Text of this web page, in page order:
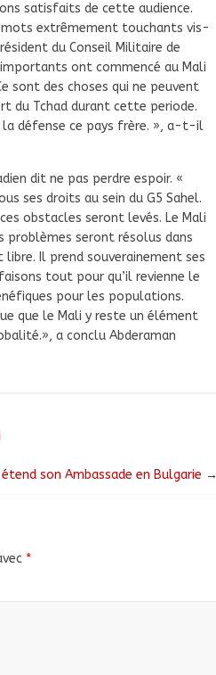
satisfaits de cette audience.
mots extrêmement touchants vis-
du Conseil Militaire de
ont commencé au Mali
sont des choses qui ne peuvent
du Tchad durant cette periode.
la défense ce pays frère. », a-t-il
dit ne pas perdre espoir. «
ses droits au sein du G5 Sahel.
obstacles seront levés. Le Mali
problèmes seront résolus dans
Il prend souverainement ses
tout pour qu’il revienne le
pour les populations.
que le Mali y reste un élément
a conclu Abderaman
son Ambassade en Bulgarie →
*